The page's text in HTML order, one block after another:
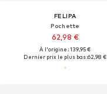
FELIPA
Pochette
62,98 €
À l'origine : 139,95 €
Dernier prix le plus bas :62,98 €